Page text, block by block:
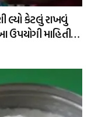
લ્યો કેટલું રાખવું
ઉપયોગી માહિતી…